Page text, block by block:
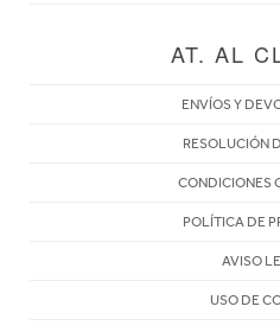
AT. AL
ENVÍOS Y
RESOLUCIÓN
CONDICIONES
POLÍTICA DE
AVISO
USO DE